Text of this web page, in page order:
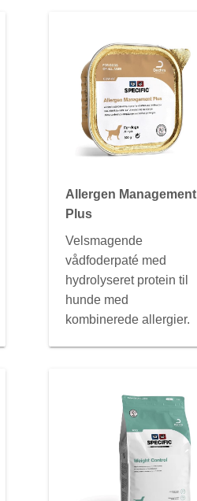
Allergen Management
Plus
Velsmagende
vådfoderpaté med
hydrolyseret protein til
hunde med
kombinerede allergier.